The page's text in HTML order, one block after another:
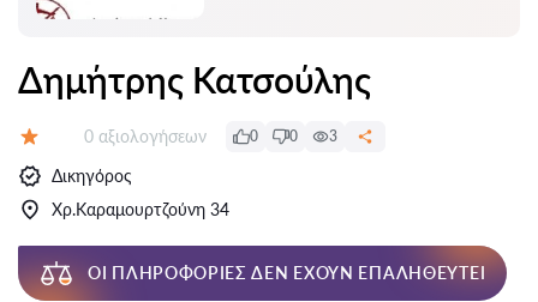
Δημήτρης Κατσούλης
Αξιολογήσεις:
0 αξιολογήσεων 0 0 3
Δικηγόρος
Χρ.Καραμουρτζούνη 34
ΟΙ ΠΛΗΡΟΦΟΡΊΕΣ ΔΕΝ ΈΧΟΥΝ ΕΠΑΛΗΘΕΥΤΕΊ